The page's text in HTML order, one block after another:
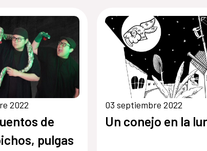
2022
de
pulgas
03 septiembre 2022
Un conejo en la